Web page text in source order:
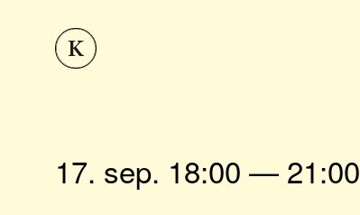
17. sep. 18:00 — 21:00